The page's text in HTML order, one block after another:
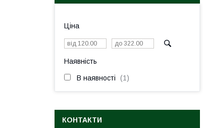
Ціна
Наявність
В наявності 1
КОНТАКТИ